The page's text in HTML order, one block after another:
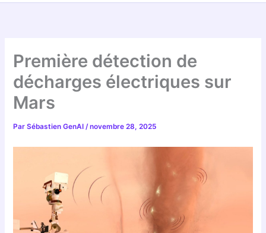
Première détection de
décharges électriques sur
Mars
ParSébastien GenAI/novembre 28, 2025